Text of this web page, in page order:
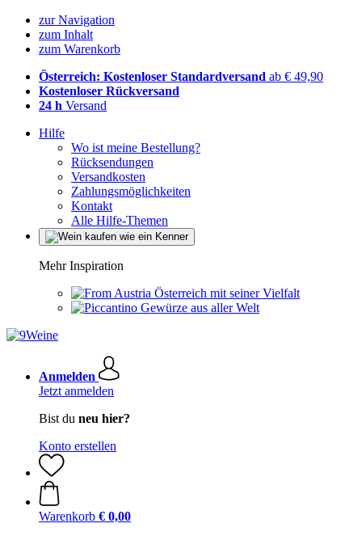
zur Navigation
zum Inhalt
zum Warenkorb
Österreich: Kostenloser Standardversand ab € 49,90
Kostenloser Rückversand
24 h Versand
Hilfe
Wo ist meine Bestellung?
Rücksendungen
Versandkosten
Zahlungsmöglichkeiten
Kontakt
Alle Hilfe-Themen
Mehr Inspiration
Österreich mit seiner Vielfalt
Gewürze aus aller Welt
Anmelden
Jetzt anmelden
Bist du neu hier?
Konto erstellen
Warenkorb € 0,00